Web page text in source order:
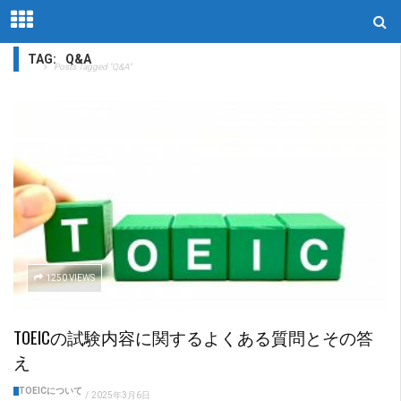
Home Posts Tagged "Q&A"
TAG: Q&A
1250 VIEWS
TOEICの試験内容に関するよくある質問とその答
え
TOEICについて / 2025年3月6日